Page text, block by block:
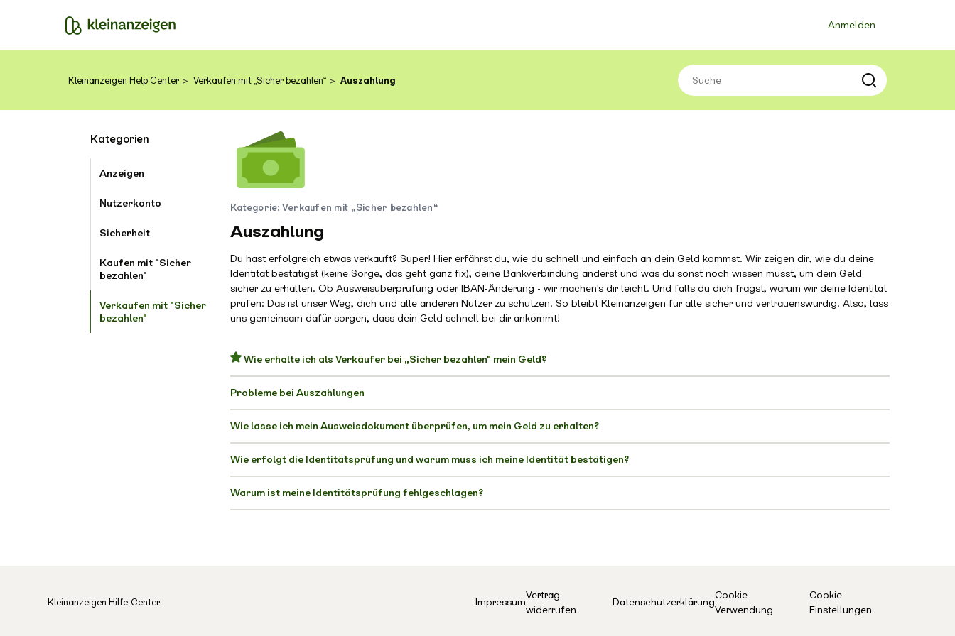
Anmelden
Kleinanzeigen Help Center Verkaufen mit „Sicher bezahlen“ Auszahlung
Kategorien
Anzeigen
Nutzerkonto
Sicherheit
Kaufen mit "Sicher
bezahlen"
Verkaufen mit "Sicher
bezahlen"
Verkaufen mit „Sicher bezahlen“
Auszahlung
Du hast erfolgreich etwas verkauft? Super! Hier erfährst du, wie du schnell und einfach an dein Geld kommst. Wir zeigen dir, wie du deine
Identität bestätigst (keine Sorge, das geht ganz fix), deine Bankverbindung änderst und was du sonst noch wissen musst, um dein Geld
sicher zu erhalten. Ob Ausweisüberprüfung oder IBAN-Änderung - wir machen's dir leicht. Und falls du dich fragst, warum wir deine Identität
prüfen: Das ist unser Weg, dich und alle anderen Nutzer zu schützen. So bleibt Kleinanzeigen für alle sicher und vertrauenswürdig. Also, lass
uns gemeinsam dafür sorgen, dass dein Geld schnell bei dir ankommt!
Wie erhalte ich als Verkäufer bei „Sicher bezahlen" mein Geld?
Probleme bei Auszahlungen
Wie lasse ich mein Ausweisdokument überprüfen, um mein Geld zu erhalten?
Wie erfolgt die Identitätsprüfung und warum muss ich meine Identität bestätigen?
Warum ist meine Identitätsprüfung fehlgeschlagen?
Kleinanzeigen Hilfe-Center Impressum
Vertrag
widerrufen
Datenschutzerklärung
Cookie-
Verwendung
Cookie-
Einstellungen